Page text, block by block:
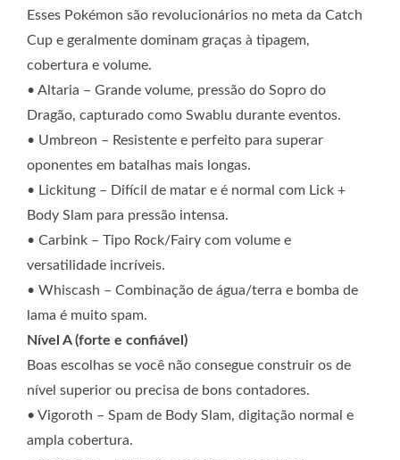
Esses Pokémon são revolucionários no meta da Catch
Cup e geralmente dominam graças à tipagem,
cobertura e volume.
• Altaria – Grande volume, pressão do Sopro do
Dragão, capturado como Swablu durante eventos.
• Umbreon – Resistente e perfeito para superar
oponentes em batalhas mais longas.
• Lickitung – Difícil de matar e é normal com Lick +
Body Slam para pressão intensa.
• Carbink – Tipo Rock/Fairy com volume e
versatilidade incríveis.
• Whiscash – Combinação de água/terra e bomba de
lama é muito spam.
Nível A (forte e confiável)
Boas escolhas se você não consegue construir os de
nível superior ou precisa de bons contadores.
• Vigoroth – Spam de Body Slam, digitação normal e
ampla cobertura.